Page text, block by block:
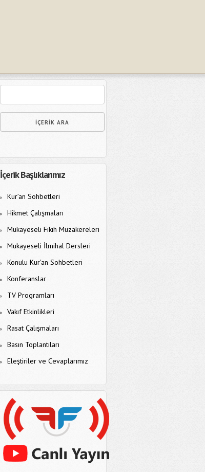
İçerik Başlıklarımız
Kur’an Sohbetleri
Hikmet Çalışmaları
Mukayeseli Fıkıh Müzakereleri
Mukayeseli İlmihal Dersleri
Konulu Kur’an Sohbetleri
Konferanslar
TV Programları
Vakıf Etkinlikleri
Rasat Çalışmaları
Basın Toplantıları
Eleştiriler ve Cevaplarımız